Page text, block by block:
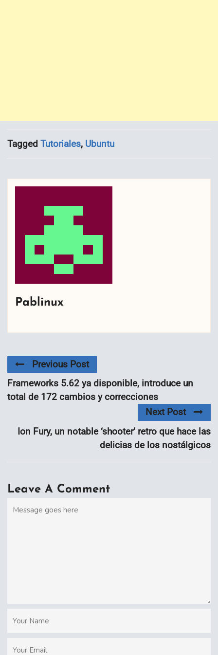
Tagged Tutoriales, Ubuntu
Pablinux
Previous Post
Frameworks 5.62 ya disponible, introduce un
total de 172 cambios y correcciones
Next Post
Ion Fury, un notable ‘shooter’ retro que hace las
delicias de los nostálgicos
Leave A Comment